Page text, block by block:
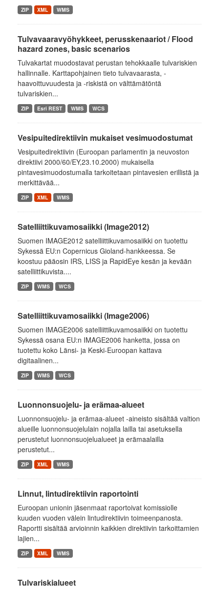
ZIP XML WMS
Tulvavaaravyöhykkeet, perusskenaariot / Flood
hazard zones, basic scenarios
Tulvakartat muodostavat perustan tehokkaalle tulvariskien
hallinnalle. Karttapohjainen tieto tulvavaarasta, -
haavoittuvuudesta ja -riskistä on välttämätöntä
tulvariskien...
ZIP Esri REST WMS WCS
Vesipuitedirektiivin mukaiset vesimuodostumat
Vesipuitedirektiivin (Euroopan parlamentin ja neuvoston
direktiivi 2000/60/EY,23.10.2000) mukaisella
pintavesimuodostumalla tarkoitetaan pintavesien erillistä ja
merkittävää...
ZIP XML WMS
Satelliittikuvamosaiikki (Image2012)
Suomen IMAGE2012 satelliittikuvamosaiikki on tuotettu
Sykessä EU:n Copernicus Gioland-hankkeessa. Se
koostuu pääosin IRS, LISS ja RapidEye kesän ja kevään
satelliittikuvista....
ZIP WMS WCS
Satelliittikuvamosaiikki (Image2006)
Suomen IMAGE2006 satelliittikuvamosaiikki on tuotettu
Sykessä osana EU:n IMAGE2006 hanketta, jossa on
tuotettu koko Länsi- ja Keski-Euroopan kattava
digitaalinen...
ZIP WMS WCS
Luonnonsuojelu- ja erämaa-alueet
Luonnonsuojelu- ja erämaa-alueet -aineisto sisältää valtion
alueille luonnonsuojelulain nojalla lailla tai asetuksella
perustetut luonnonsuojelualueet ja erämaalailla
perustetut...
ZIP XML WMS
Linnut, lintudirektiivin raportointi
Euroopan unionin jäsenmaat raportoivat komissiolle
kuuden vuoden välein lintudirektiivin toimeenpanosta.
Raportti sisältää arvioinnin kaikkien direktiivin tarkoittamien
lajien...
ZIP XML WMS
Tulvariskialueet